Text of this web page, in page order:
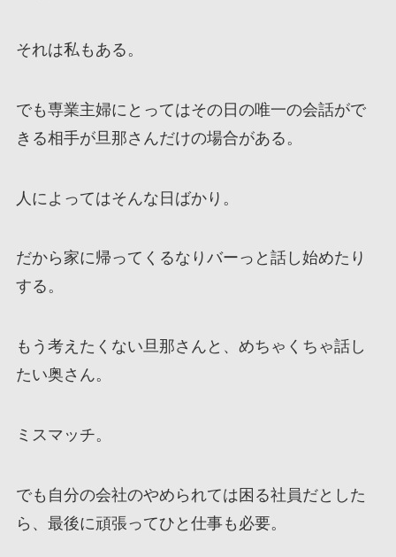
それは私もある。
でも専業主婦にとってはその日の唯一の会話がで
きる相手が旦那さんだけの場合がある。
人によってはそんな日ばかり。
だから家に帰ってくるなりバーっと話し始めたり
する。
もう考えたくない旦那さんと、めちゃくちゃ話し
たい奥さん。
ミスマッチ。
でも自分の会社のやめられては困る社員だとした
ら、最後に頑張ってひと仕事も必要。